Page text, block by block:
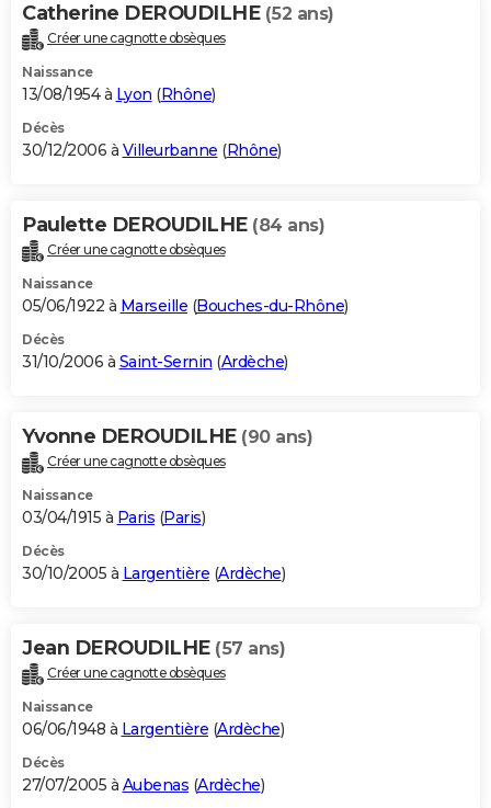
Catherine DEROUDILHE (52 ans)
Créer une cagnotte obsèques
Naissance
13/08/1954 à Lyon (Rhône)
Décès
30/12/2006 à Villeurbanne (Rhône)
Paulette DEROUDILHE (84 ans)
Créer une cagnotte obsèques
Naissance
05/06/1922 à Marseille (Bouches-du-Rhône)
Décès
31/10/2006 à Saint-Sernin (Ardèche)
Yvonne DEROUDILHE (90 ans)
Créer une cagnotte obsèques
Naissance
03/04/1915 à Paris (Paris)
Décès
30/10/2005 à Largentière (Ardèche)
Jean DEROUDILHE (57 ans)
Créer une cagnotte obsèques
Naissance
06/06/1948 à Largentière (Ardèche)
Décès
27/07/2005 à Aubenas (Ardèche)